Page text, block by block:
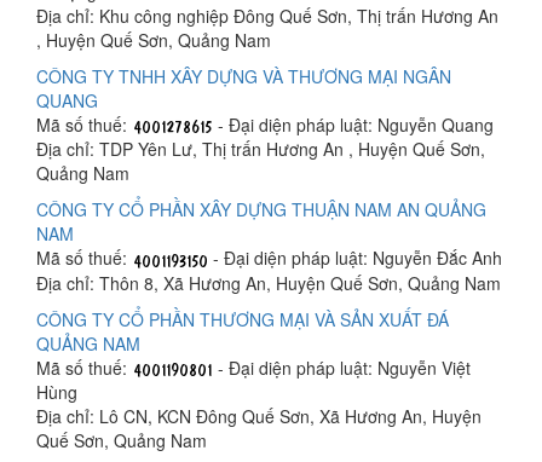
Địa chỉ: Khu công nghiệp Đông Quế Sơn, Thị trấn Hương An
, Huyện Quế Sơn, Quảng Nam
CÔNG TY TNHH XÂY DỰNG VÀ THƯƠNG MẠI NGÂN
QUANG
Mã số thuế:
- Đại diện pháp luật: Nguyễn Quang
Địa chỉ: TDP Yên Lư, Thị trấn Hương An , Huyện Quế Sơn,
Quảng Nam
CÔNG TY CỔ PHẦN XÂY DỰNG THUẬN NAM AN QUẢNG
NAM
Mã số thuế:
- Đại diện pháp luật: Nguyễn Đắc Anh
Địa chỉ: Thôn 8, Xã Hương An, Huyện Quế Sơn, Quảng Nam
CÔNG TY CỔ PHẦN THƯƠNG MẠI VÀ SẢN XUẤT ĐÁ
QUẢNG NAM
Mã số thuế:
- Đại diện pháp luật: Nguyễn Việt
Hùng
Địa chỉ: Lô CN, KCN Đông Quế Sơn, Xã Hương An, Huyện
Quế Sơn, Quảng Nam